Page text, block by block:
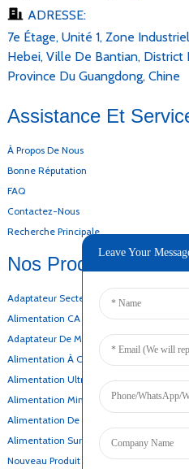
ADRESSE:
7e Étage, Unité 1, Zone
Hebei, Ville De Bantian, District
Province Du Guangdong, Chine
Assistance Et
À Propos De Nous
Bonne Réputation
FAQ
Contactez-Nous
Recherche Principale
Nos Produits
Adaptateur Secteur De Bureau
Alimentation CA CC
Adaptateur De Montage Mural
Alimentation À Cadre Ouvert
Alimentation Ultra-Mince
Alimentation Mince
Alimentation De Secours Par Batterie
Alimentation Sur Rail DIN
Nouveau Produit
Leave Your